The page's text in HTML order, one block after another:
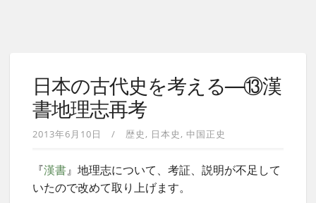
日本の古代史を考える—⑬漢
書地理志再考
2013年6月10日 歴史 日本史 中国正史
『漢書』地理志について、考証、説明が不足して
いたので改めて取り上げます。